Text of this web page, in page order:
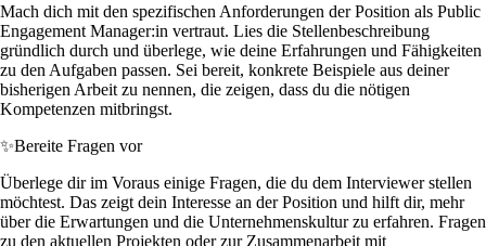
Mach dich mit den spezifischen Anforderungen der Position als Public
Engagement Manager:in vertraut. Lies die Stellenbeschreibung
gründlich durch und überlege, wie deine Erfahrungen und Fähigkeiten
zu den Aufgaben passen. Sei bereit, konkrete Beispiele aus deiner
bisherigen Arbeit zu nennen, die zeigen, dass du die nötigen
Kompetenzen mitbringst.
✨Bereite Fragen vor
Überlege dir im Voraus einige Fragen, die du dem Interviewer stellen
möchtest. Das zeigt dein Interesse an der Position und hilft dir, mehr
über die Erwartungen und die Unternehmenskultur zu erfahren. Fragen
zu den aktuellen Projekten oder zur Zusammenarbeit mit